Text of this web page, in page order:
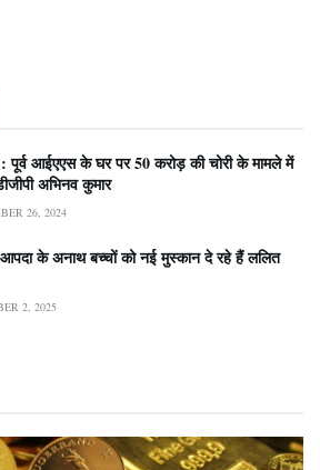
पूर्व आईएएस के घर पर 50 करोड़ की चोरी के मामले में
अभिनव कुमार
26, 2024
के अनाथ बच्चों को नई मुस्कान दे रहे हैं ललित
2, 2025